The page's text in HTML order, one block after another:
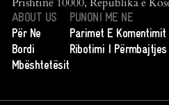
ABOUT US
Për Ne
Bordi
Mbështetësit
PUNONI ME NE
Parimet E Komentimit
Ribotimi I Përmbajtjes